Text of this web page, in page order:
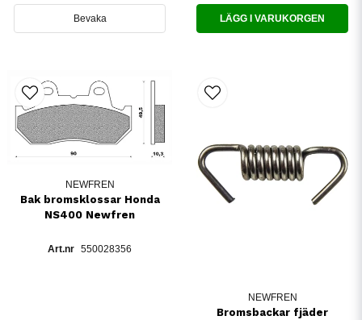
Bevaka LÄGG I VARUKORGEN
NEWFREN
Bak bromsklossar Honda
NS400 Newfren
550028356
NEWFREN
Bromsbackar fjäder